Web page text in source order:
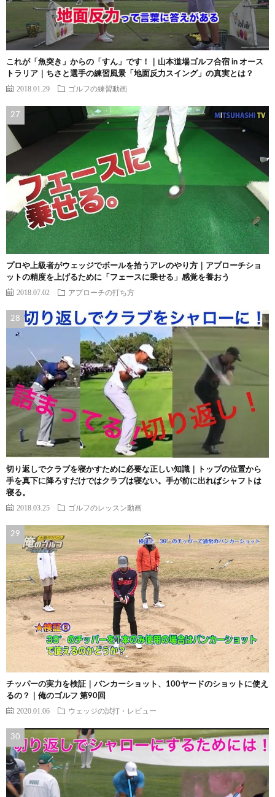
これが「魚突き」からの「すん」です！｜山本道場ゴルフ合宿 in オース
トラリア｜ちさと選手の練習風景「地面反力スイング」の真実とは？
2018.01.29 ゴルフの練習動画
プロや上級者がウェッジでボールを拾うアレのやり方｜アプローチショ
ットの精度を上げるために「フェースに乗せる」感覚を養おう
2018.07.02 アプローチの打ち方
切り返しでクラブを寝かすために必要な正しい知識｜トップの位置から
手を真下に降ろすだけではクラブは寝ない。手が前に出ればシャフトは
寝る。
2018.03.25 ゴルフのレッスン動画
チッパーの実力を検証｜バンカーショット、100ヤードのショットに使え
るの？｜俺のゴルフ 第90回
2020.01.06 ウェッジの試打・レビュー